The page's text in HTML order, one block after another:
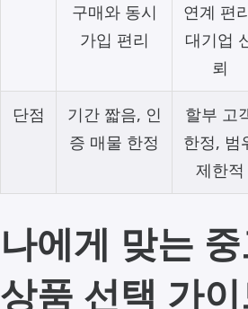
구매와 동시
가입 편리
연계 편
대기업
뢰
단점
기간 짧음, 인
증 매물 한정
할부 고
한정, 범
제한적
나에게 맞는
상품 선택 가